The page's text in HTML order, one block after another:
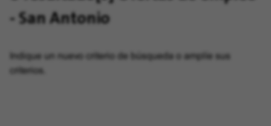
- San Antonio
Indique un nuevo criterio de búsqueda o amplíe sus
criterios.